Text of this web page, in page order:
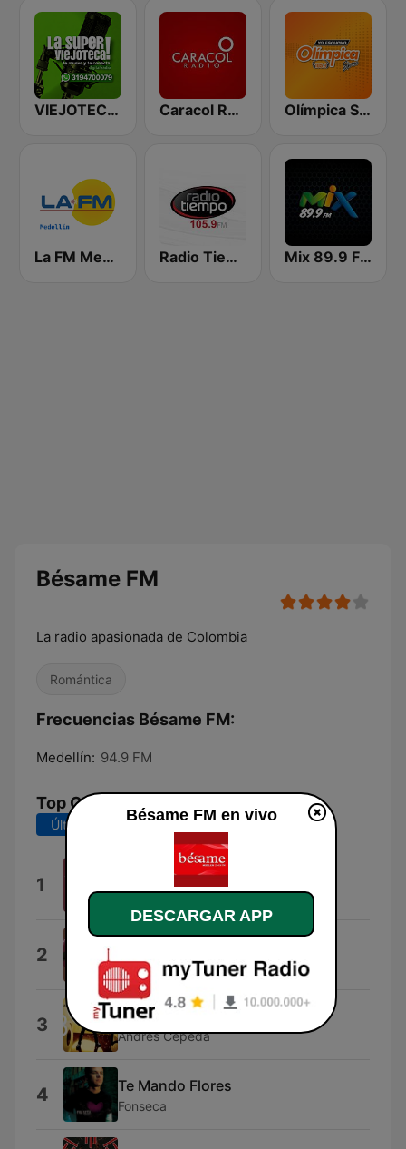
VIEJOTECA "para Beber y Gozar" Caracol Radio Medellín Olímpica Stereo Bogotá 105.9 FM
La FM Medellín Radio Tiempo Medellín Mix 89.9 FM Medellin
Bésame FM
La radio apasionada de Colombia
Romántica
Frecuencias Bésame FM:
Medellín: 94.9 FM
Top Canciones
Últimos 7 días Últimos 30 días
1 No Te Vayas Nunca
Jeronimo
2 MUDD
3 Día Tras Día
Andrés Cepeda
4 Te Mando Flores
Fonseca
Bésame FM en vivo
DESCARGAR APP